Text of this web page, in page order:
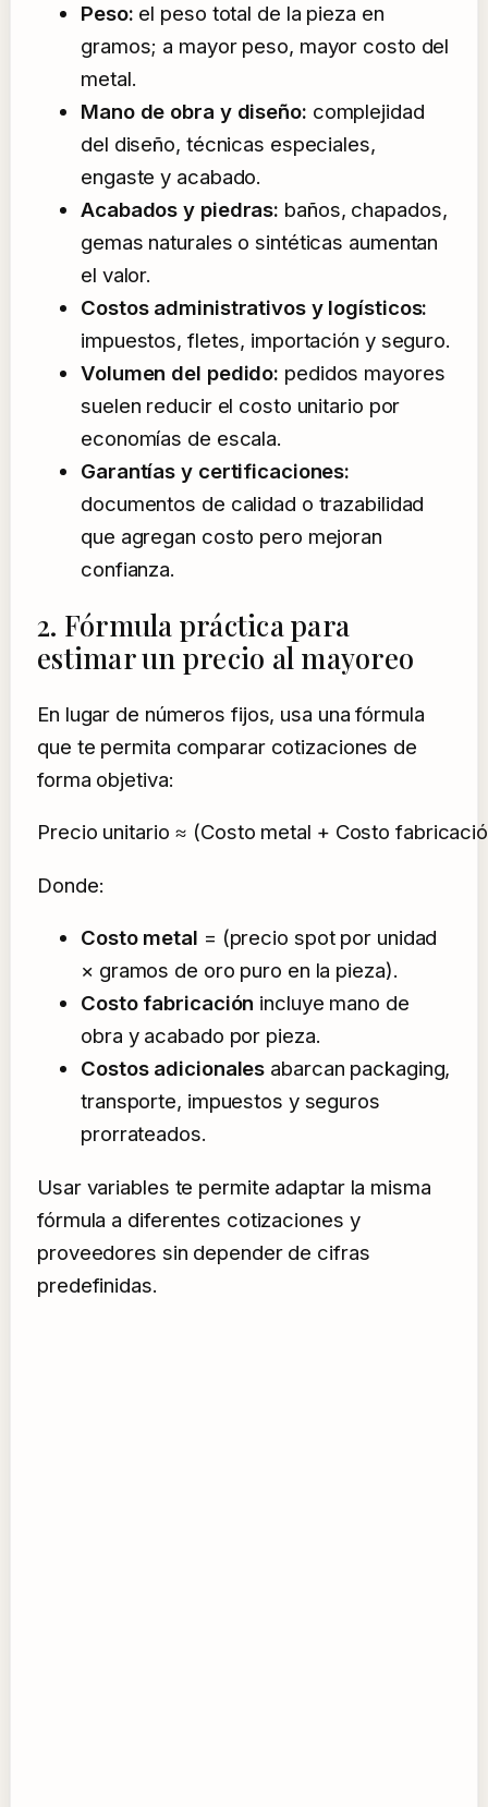
Peso: el peso total de la pieza en
gramos; a mayor peso, mayor costo del
metal.
Mano de obra y diseño: complejidad
del diseño, técnicas especiales,
engaste y acabado.
Acabados y piedras: baños, chapados,
gemas naturales o sintéticas aumentan
el valor.
Costos administrativos y logísticos:
impuestos, fletes, importación y seguro.
Volumen del pedido: pedidos mayores
suelen reducir el costo unitario por
economías de escala.
Garantías y certificaciones:
documentos de calidad o trazabilidad
que agregan costo pero mejoran
confianza.
2. Fórmula práctica para
estimar un precio al mayoreo
En lugar de números fijos, usa una fórmula
que te permita comparar cotizaciones de
forma objetiva:
Precio unitario ≈ (Costo metal + Costo
Donde:
Costo metal = (precio spot por unidad
× gramos de oro puro en la pieza).
Costo fabricación incluye mano de
obra y acabado por pieza.
Costos adicionales abarcan packaging,
transporte, impuestos y seguros
prorrateados.
Usar variables te permite adaptar la misma
fórmula a diferentes cotizaciones y
proveedores sin depender de cifras
predefinidas.